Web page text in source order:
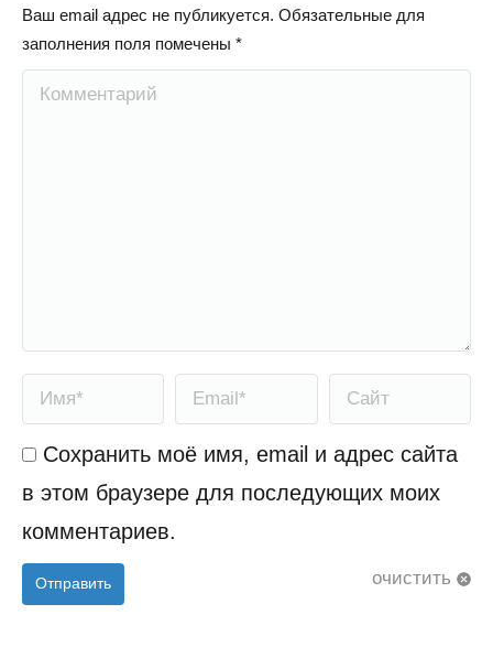
Ваш email адрес не публикуется. Обязательные для
заполнения поля помечены *
Комментарий
Имя * Email * Сайт
Сохранить моё имя, email и адрес сайта
в этом браузере для последующих моих
комментариев.
очистить
Отправить